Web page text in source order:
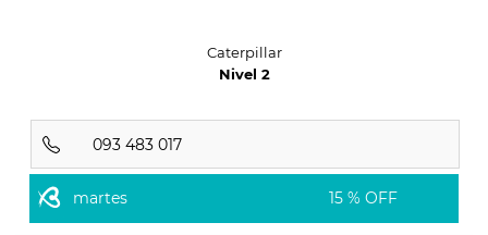
Caterpillar
Nivel 2
093 483 017
martes 15 % OFF